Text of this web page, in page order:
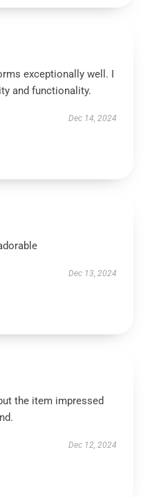
exceptionally well. I
and functionality.
Dec 14, 2024
Dec 13, 2024
the item impressed
Dec 12, 2024